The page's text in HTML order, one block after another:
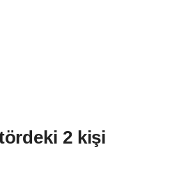
2 kişi